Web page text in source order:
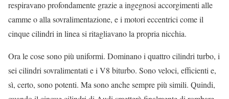
respiravano profondamente grazie a ingegnosi accorgimenti alle
camme o alla sovralimentazione, e i motori eccentrici come il
cinque cilindri in linea si ritagliavano la propria nicchia.
Ora le cose sono più uniformi. Dominano i quattro cilindri turbo, i
sei cilindri sovralimentati e i V8 biturbo. Sono veloci, efficienti e,
sì, certo, sono potenti. Ma sono anche sempre più simili. Quindi,